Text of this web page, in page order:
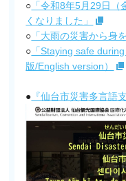
○ 「令和8年5月29日
くなりました」
○ 「大雨の災害から身
○ 「Staying safe
版/English version）
● 『仙台市災害多言語